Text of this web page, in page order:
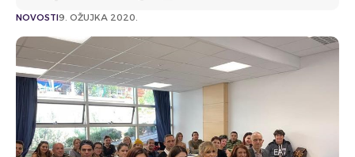
NOVOSTI9. OŽUJKA 2020.